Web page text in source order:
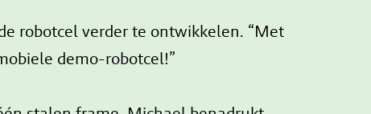
robotcel verder te ontwikkelen. “Met
demo-robotcel!”